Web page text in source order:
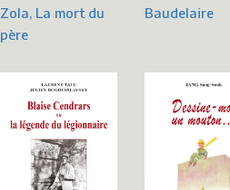
Zola, La mort du
père
Baudelaire